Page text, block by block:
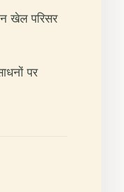
खेल परिसर
पर